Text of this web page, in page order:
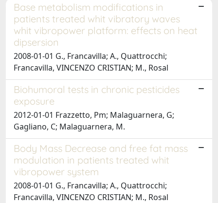
Base metabolism modifications in
patients treated whit vibratory waves
whit vibropower platform: effects on heat
dipsersion
2008-01-01 G., Francavilla; A., Quattrocchi;
Francavilla, VINCENZO CRISTIAN; M., Rosal
Biohumoral tests in chronic pesticides
exposure
2012-01-01 Frazzetto, Pm; Malaguarnera, G;
Gagliano, C; Malaguarnera, M.
Body Mass Decrease and free fat mass
modulation in patients treated whit
vibropower system
2008-01-01 G., Francavilla; A., Quattrocchi;
Francavilla, VINCENZO CRISTIAN; M., Rosal